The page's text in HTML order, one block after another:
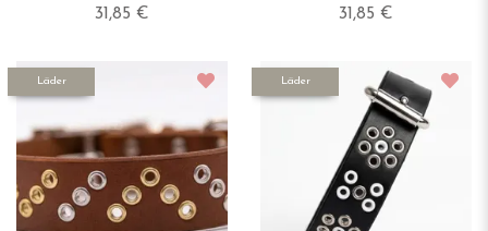
31,85 €
31,85 €
Läder Läder